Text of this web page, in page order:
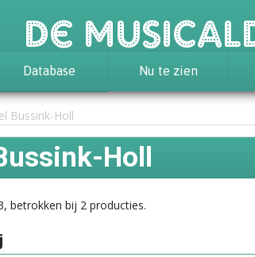
De
Database
Achtergrond
Awards
Statistieken
Nu te zien
Bussink-Holl
Holl
betrokken bij 2 producties.